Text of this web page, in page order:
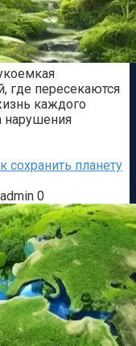
где пересекаются
каждого
нарушения
сохранить планету
admin 0